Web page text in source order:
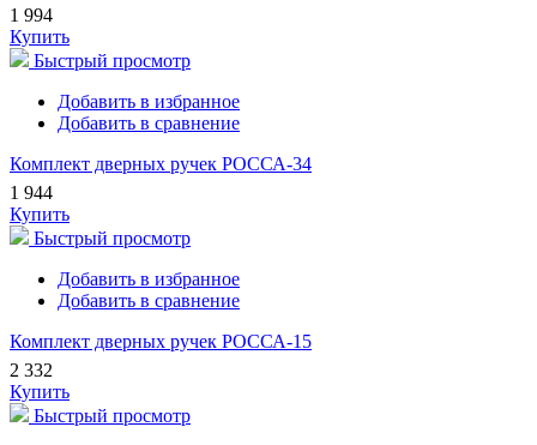
1 994
Купить
Быстрый просмотр
Добавить в избранное
Добавить в сравнение
Комплект дверных ручек РОССА-34
1 944
Купить
Быстрый просмотр
Добавить в избранное
Добавить в сравнение
Комплект дверных ручек РОССА-15
2 332
Купить
Быстрый просмотр